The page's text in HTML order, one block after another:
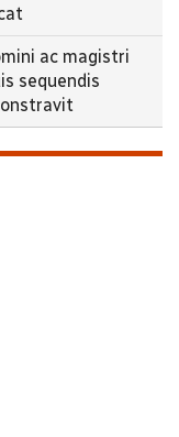
ac magistri
sequendis